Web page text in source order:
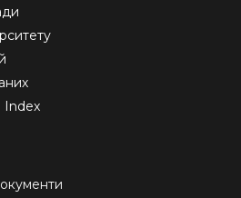
Index